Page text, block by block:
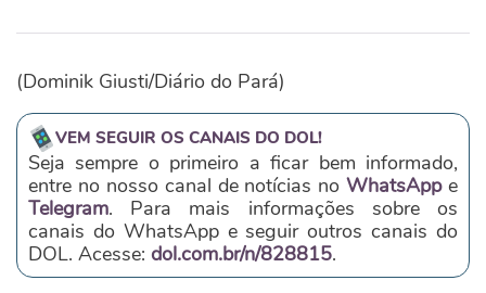
(Dominik Giusti/Diário do Pará)
VEM SEGUIR OS CANAIS DO DOL!
Seja sempre o primeiro a ficar bem informado,
entre no nosso canal de notícias noWhatsAppe
Telegram. Para mais informações sobre os
canais do WhatsApp e seguir outros canais do
DOL. Acesse: dol.com.br/n/828815.